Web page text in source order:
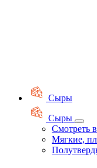
Сыры
Сыры
Смотреть
Мягкие,